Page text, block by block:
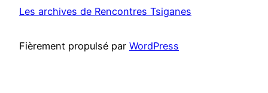
Les archives de Rencontres Tsiganes
Fièrement propulsé par WordPress